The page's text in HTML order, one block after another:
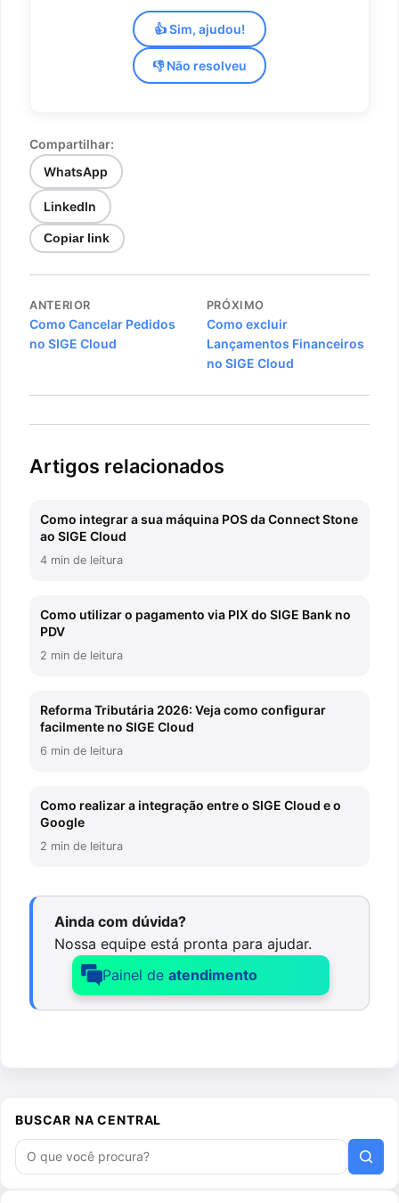
👍 Sim, ajudou!
👎 Não resolveu
Compartilhar:
WhatsApp
LinkedIn
Copiar link
de
Post
ANTERIOR
Como Cancelar Pedidos
no SIGE Cloud
PRÓXIMO
Como excluir
Lançamentos Financeiros
no SIGE Cloud
Artigos relacionados
Como integrar a sua máquina POS da Connect Stone
ao SIGE Cloud
4 min de leitura
Como utilizar o pagamento via PIX do SIGE Bank no
PDV
2 min de leitura
Reforma Tributária 2026: Veja como configurar
facilmente no SIGE Cloud
6 min de leitura
Como realizar a integração entre o SIGE Cloud e o
Google
2 min de leitura
Ainda com dúvida?
Nossa equipe está pronta para ajudar.
Painel de atendimento
BUSCAR NA CENTRAL
Buscar artigos